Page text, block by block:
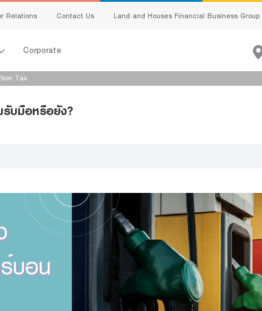
Relations Contact Us Land and Houses Financial Business Group
Corporate
Bank Guarantees
Tax
รับมือหรือยัง?